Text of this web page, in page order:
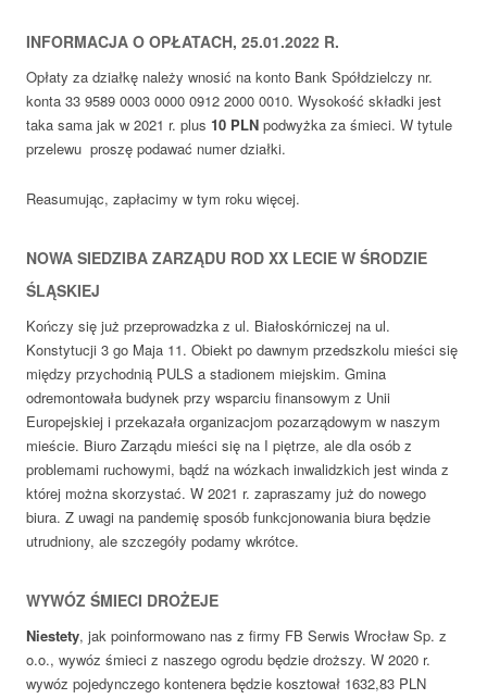
INFORMACJA O OPŁATACH, 25.01.2022 R.
Opłaty za działkę należy wnosić na konto Bank Spółdzielczy nr.
konta 33 9589 0003 0000 0912 2000 0010. Wysokość składki jest
taka sama jak w 2021 r. plus 10 PLN podwyżka za śmieci. W tytule
przelewu proszę podawać numer działki.
Reasumując, zapłacimy w tym roku więcej.
NOWA SIEDZIBA ZARZĄDU ROD XX LECIE W ŚRODZIE
ŚLĄSKIEJ
Kończy się już przeprowadzka z ul. Białoskórniczej na ul.
Konstytucji 3 go Maja 11. Obiekt po dawnym przedszkolu mieści się
między przychodnią PULS a stadionem miejskim. Gmina
odremontowała budynek przy wsparciu finansowym z Unii
Europejskiej i przekazała organizacjom pozarządowym w naszym
mieście. Biuro Zarządu mieści się na I piętrze, ale dla osób z
problemami ruchowymi, bądź na wózkach inwalidzkich jest winda z
której można skorzystać. W 2021 r. zapraszamy już do nowego
biura. Z uwagi na pandemię sposób funkcjonowania biura będzie
utrudniony, ale szczegóły podamy wkrótce.
WYWÓZ ŚMIECI DROŻEJE
Niestety, jak poinformowano nas z firmy FB Serwis Wrocław Sp. z
o.o., wywóz śmieci z naszego ogrodu będzie droższy. W 2020 r.
wywóz pojedynczego kontenera będzie kosztował 1632,83 PLN